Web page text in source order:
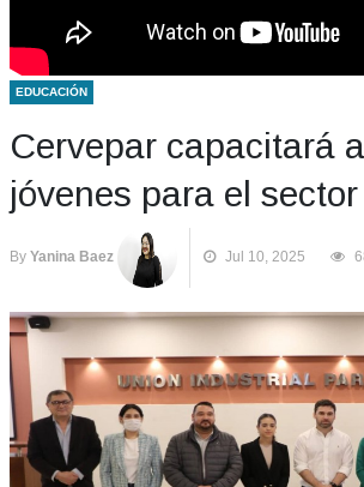
EDUCACIÓN
Cervepar capacitará
jóvenes para el
By Yanina Baez Jul 10, 2025